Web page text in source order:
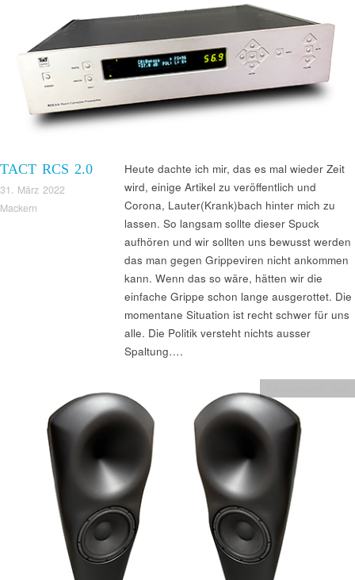
TACT RCS 2.0
31. März 2022
Mackern
Heute dachte ich mir, das es mal wieder Zeit
wird, einige Artikel zu veröffentlich und
Corona, Lauter(Krank)bach hinter mich zu
lassen. So langsam sollte dieser Spuck
aufhören und wir sollten uns bewusst werden
das man gegen Grippeviren nicht ankommen
kann. Wenn das so wäre, hätten wir die
einfache Grippe schon lange ausgerottet. Die
momentane Situation ist recht schwer für uns
alle. Die Politik versteht nichts ausser
Spaltung….